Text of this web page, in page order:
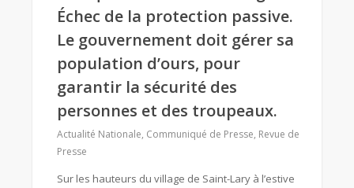
Échec de la protection passive.
Le gouvernement doit gérer sa
population d’ours, pour
garantir la sécurité des
personnes et des troupeaux.
Actualité Nationale, Communiqué de Presse, Revue de
Presse
Sur les hauteurs du village de Saint-Lary à l’estive